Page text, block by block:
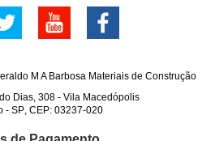
M A Barbosa Materiais de Construção
Dias, 308 -Vila Macedópolis
- SP, CEP: 03237-020